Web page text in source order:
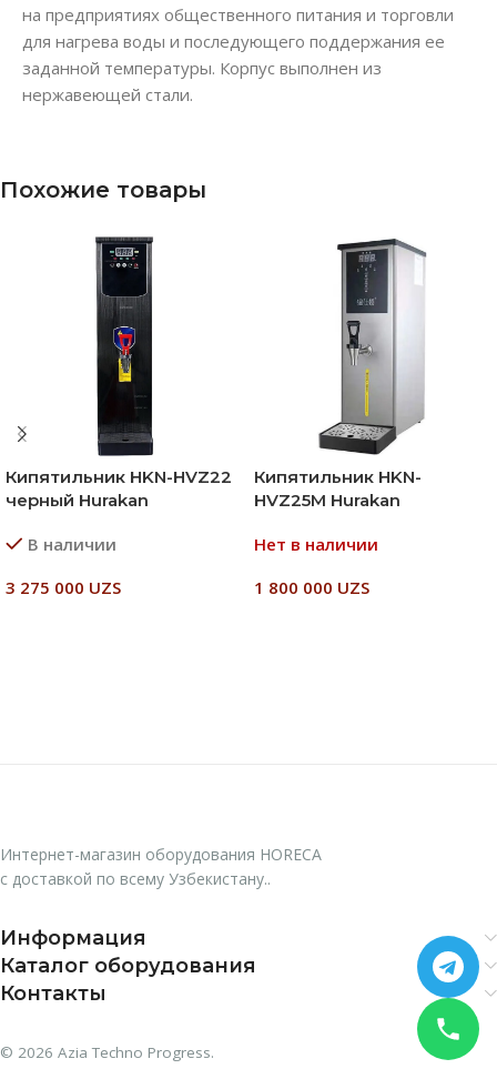
на предприятиях общественного питания и торговли
для нагрева воды и последующего поддержания ее
заданной температуры. Корпус выполнен из
нержавеющей стали.
Похожие товары
Кипятильник HKN-HVZ22
черный Hurakan
В наличии
3 275 000 UZS
Кипятильник HKN-
HVZ25M Hurakan
Нет в наличии
1 800 000 UZS
Интернет-магазин оборудования HORECA
с доставкой по всему Узбекистану..
Информация
Каталог оборудования
Контакты
© 2026 Azia Techno Progress.